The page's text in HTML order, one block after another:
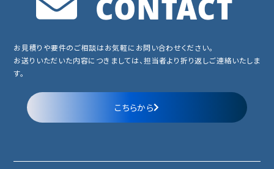
お見積りや要件のご相談はお気軽にお問い合わせください。
お送りいただいた内容につきましては、担当者より折り返しご連絡いたしま
す。
こちらから